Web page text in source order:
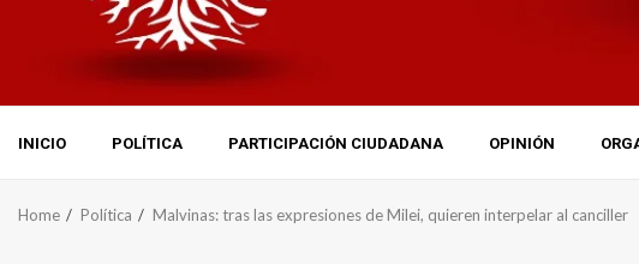
INICIO POLÍTICA PARTICIPACIÓN CIUDADANA OPINIÓN
Home Política Malvinas: tras las expresiones de Milei, quieren interpelar al canciller